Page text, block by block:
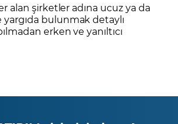
alan şirketler adına ucuz ya da
yargıda bulunmak detaylı
erken ve yanıltıcı